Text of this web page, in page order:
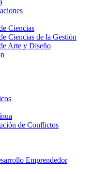
Ciencias
Ciencias de la Gestión
Arte y Diseño
de Conflictos
Emprendedor